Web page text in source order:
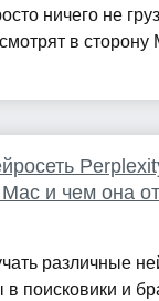
ничего не
в
и чем она
различные
в поисковики и